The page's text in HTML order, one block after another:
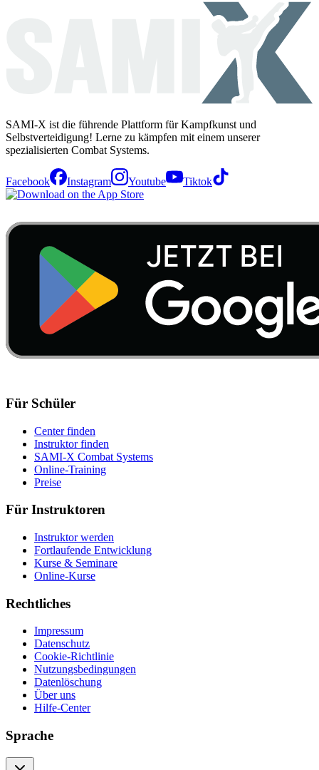
SAMI-X ist die führende Plattform für Kampfkunst und
Selbstverteidigung! Lerne zu kämpfen mit einem unserer
spezialisierten Combat Systems.
Facebook Instagram Youtube Tiktok
Für Schüler
Center finden
Instruktor finden
SAMI-X Combat Systems
Online-Training
Preise
Für Instruktoren
Instruktor werden
Fortlaufende Entwicklung
Kurse & Seminare
Online-Kurse
Rechtliches
Impressum
Datenschutz
Cookie-Richtlinie
Nutzungsbedingungen
Datenlöschung
Über uns
Hilfe-Center
Sprache